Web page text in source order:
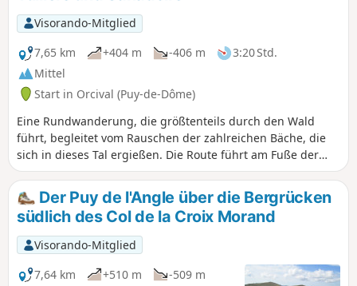
Visorando-Mitglied
7,65 km
+404 m -406 m
3:20 Std.
Mittel
Start in Orcival (Puy-de-Dôme)
Eine Rundwanderung, die größtenteils durch den Wald
führt, begleitet vom Rauschen der zahlreichen Bäche, die
sich in dieses Tal ergießen. Die Route führt am Fuße der
beiden symbolträchtigen „Wächter” des Guéry vorbei, ohne
dass man dies wirklich bemerkt, da ihre Sockel vom Wald
verdeckt sind. Erst beim Weiler Cros eröffnet sich eine
überraschende Landschaft.
Der Puy de l'Angle über die Bergrücken
südlich des Col de la Croix Morand
Visorando-Mitglied
7,64 km
+510 m
-509 m